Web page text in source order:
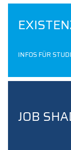
INFOS FÜR
JOB